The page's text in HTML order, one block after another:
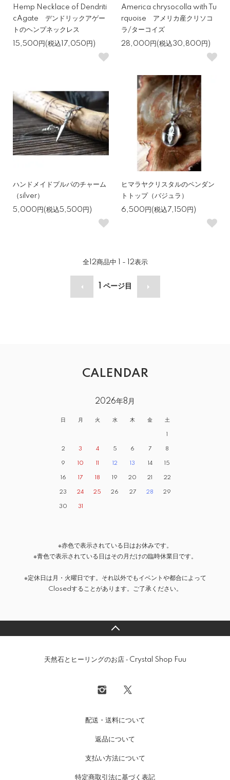
Hemp Necklace of Dendriti
cAgate デンドリックアゲー
トのヘンプネックレス
15,500円(税込17,050円)
America chrysocolla with Tu
rquoise アメリカ産クリソコ
ラ/ターコイズ
28,000円(税込30,800円)
ハンドメイドプルパのチャーム
（silver）
5,000円(税込5,500円)
ヒマラヤクリスタルのペンダン
トトップ（バジュラ）
6,500円(税込7,150円)
全12商品中 1 - 12表示
ページ目
CALENDAR
2026年8月
日 月 火 水 木 金 土
1
2 3 4 5 6 7 8
9 10 11 12 13 14 15
16 17 18 19 20 21 22
23 24 25 26 27 28 29
30 31
※赤色で表示されている日はお休みです。
※青色で表示されている日はその月だけの臨時休業日です。
※定休日は月・火曜日です。それ以外でもイベントや都合によって
Closedすることがあります。ご了承ください。
天然石とヒーリングのお店 ‐ Crystal Shop Fuu
配送・送料について
返品について
支払い方法について
特定商取引法に基づく表記